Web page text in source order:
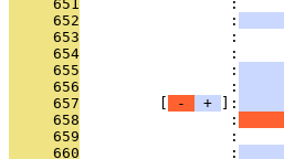
     651
:
     652
                 :
     653
:
     654
:
     655
                 :
     656
                 :
     657
- + ]:
     658
                 :
     659
:
     660
                 :